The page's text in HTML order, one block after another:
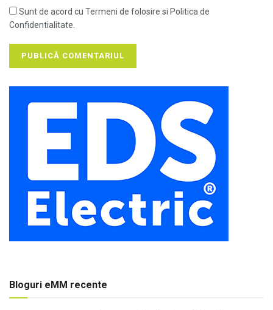
Sunt de acord cu Termeni de folosire si Politica de
Confidentialitate.
Bloguri eMM recente